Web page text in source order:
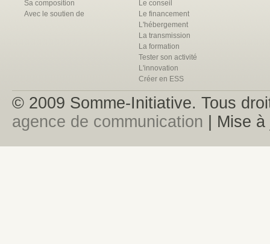
Sa composition
Avec le soutien de
Le conseil
Le financement
L'hébergement
La transmission
La formation
Tester son activité
L'innovation
Créer en ESS
© 2009 Somme-Initiative. Tous
agence de communication | Mise